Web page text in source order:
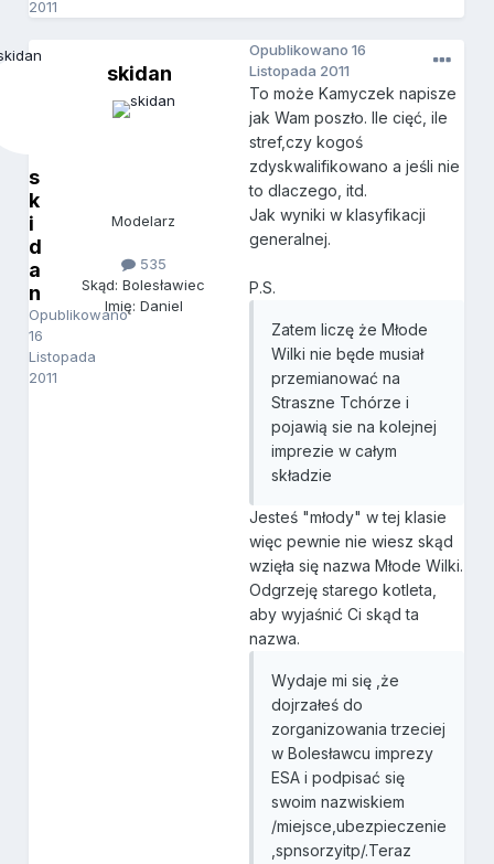
2011
s
k
i
d
a
n
Opublikowano
16
Listopada
2011
skidan
Modelarz
535
Skąd: Bolesławiec
Imię: Daniel
Opublikowano16
Listopada 2011
To może Kamyczek napisze
jak Wam poszło. Ile cięć, ile
stref,czy kogoś
zdyskwalifikowano a jeśli nie
to dlaczego, itd.
Jak wyniki w klasyfikacji
generalnej.
P.S.
Zatem liczę że Młode
Wilki nie będe musiał
przemianować na
Straszne Tchórze i
pojawią sie na kolejnej
imprezie w całym
składzie
Jesteś "młody" w tej klasie
więc pewnie nie wiesz skąd
wzięła się nazwa Młode Wilki.
Odgrzeję starego kotleta,
aby wyjaśnić Ci skąd ta
nazwa.
Wydaje mi się ,że
dojrzałeś do
zorganizowania trzeciej
w Bolesławcu imprezy
ESA i podpisać się
swoim nazwiskiem
/miejsce,ubezpieczenie
,spnsorzyitp/.Teraz